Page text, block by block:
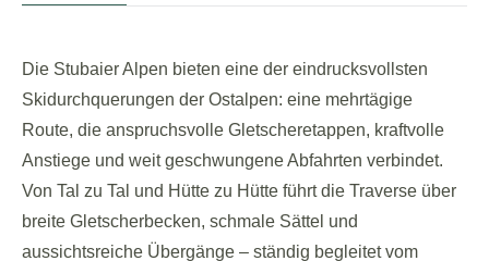
Die Stubaier Alpen bieten eine der eindrucksvollsten
Skidurchquerungen der Ostalpen: eine mehrtägige
Route, die anspruchsvolle Gletscheretappen, kraftvolle
Anstiege und weit geschwungene Abfahrten verbindet.
Von Tal zu Tal und Hütte zu Hütte führt die Traverse über
breite Gletscherbecken, schmale Sättel und
aussichtsreiche Übergänge – ständig begleitet vom